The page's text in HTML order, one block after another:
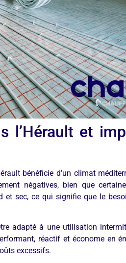
l’Hérault et
bénéficie d’un climat
négatives, bien que
et sec, ce qui signifie que le
adapté à une utilisation
réactif et économe en
excessifs.